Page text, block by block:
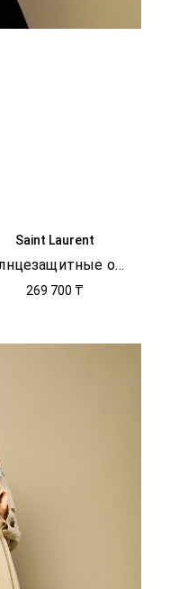
Saint Laurent
Солнцезащитные очки
269 700 ₸